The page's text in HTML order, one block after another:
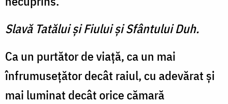
Slavă Tatălui şi Fiului şi Sfântului Duh.
Ca un purtător de viaţă, ca un mai
înfrumuseţător decât raiul, cu adevărat şi
mai luminat decât orice cămară